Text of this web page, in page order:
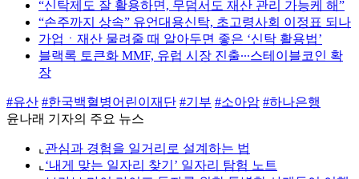
“신탁제도 잘 활용하면, 무덤서도 재산 관리 가능케 해”
“손주까지 상속” 유언대용신탁, 초고령사회 이정표 되나
가업ㆍ재산 물려줄 때 알아두면 좋은 ‘신탁 활용법’
블랙록 토큰화 MMF, 유럽 시장 진출∙∙∙스테이블코인 확
장
#유산 #한국백혈병어린이재단 #기부 #소아암 #하나은행
윤나래 기자의 주요 뉴스
⌞ 관심과 경험을 일거리로 설계하는 법
⌞ ‘내게 맞는 일자리 찾기’ 일자리 탐험 노트